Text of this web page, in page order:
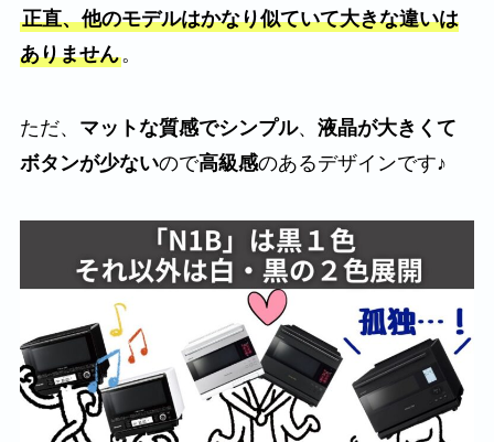
正直、他のモデルはかなり似ていて大きな違いは
ありません。
ただ、 マットな質感でシンプル、 液晶が大きくて
ボタンが少ないので高級感のあるデザインです♪